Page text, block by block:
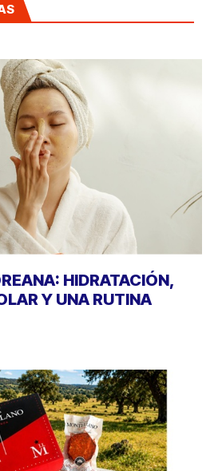
HIDRATACIÓN,
Y UNA RUTINA